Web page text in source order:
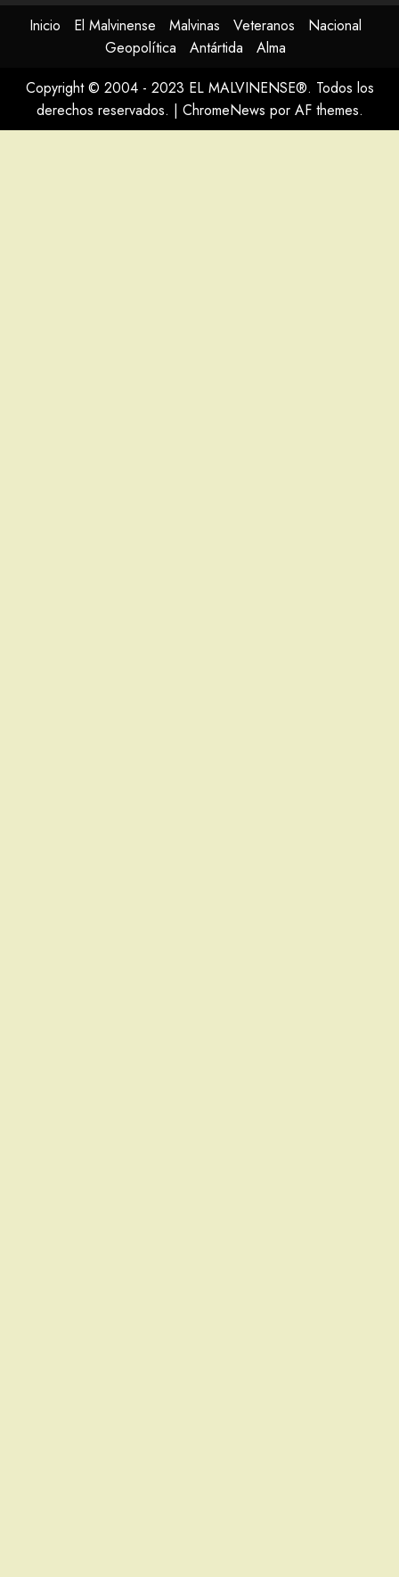
Inicio El Malvinense Malvinas Veteranos
Nacional
Geopolítica
Antártida
Alma
Copyright © 2004 - 2023 EL MALVINENSE®. Todos los
derechos reservados. | ChromeNews por AF themes.